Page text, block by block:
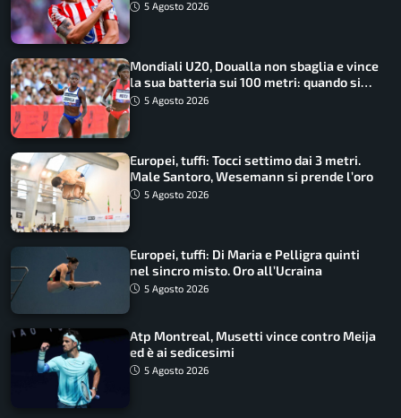
5 Agosto 2026
Mondiali U20, Doualla non sbaglia e vince
la sua batteria sui 100 metri: quando si
disputano le finali
5 Agosto 2026
Europei, tuffi: Tocci settimo dai 3 metri.
Male Santoro, Wesemann si prende l’oro
5 Agosto 2026
Europei, tuffi: Di Maria e Pelligra quinti
nel sincro misto. Oro all’Ucraina
5 Agosto 2026
Atp Montreal, Musetti vince contro Meija
ed è ai sedicesimi
5 Agosto 2026